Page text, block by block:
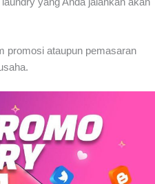
promosi ataupun pemasaran